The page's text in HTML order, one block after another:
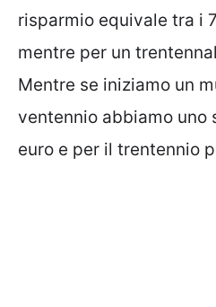
risparmio equivale tra i
mentre per un
Mentre se iniziamo un
ventennio abbiamo uno
euro e per il trentennio